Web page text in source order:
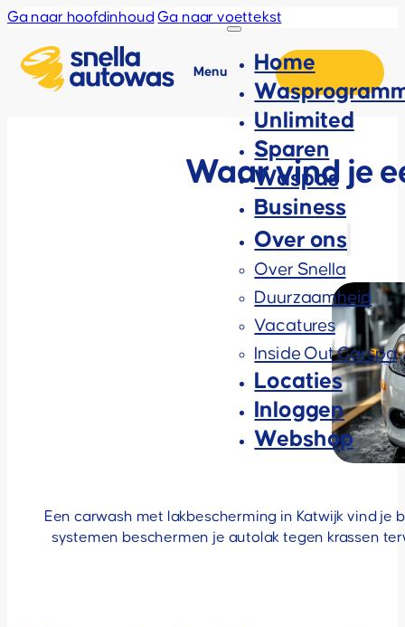
Ga naar hoofdinhoud Ga naar voettekst
Menu
Home
Unlimited
Sparen
Waspas
Business
Over ons
Over Snella
Duurzaamheid
Vacatures
Inside Out Carspa
Locaties
Inloggen
Webshop
Waar vind je
Een carwash met lakbescherming in Katwijk vind
systemen beschermen je autolak tegen krassen